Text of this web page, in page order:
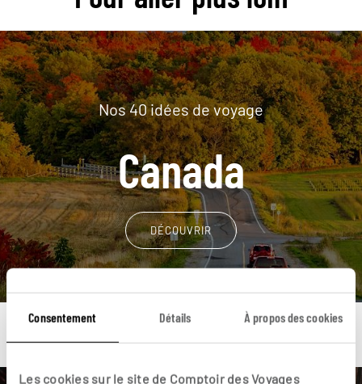
Consentement Détails À propos des cookies
Les cookies sur le site de Comptoir des Voyages
Nos 40 idées de voyage
Canada
DÉCOUVRIR